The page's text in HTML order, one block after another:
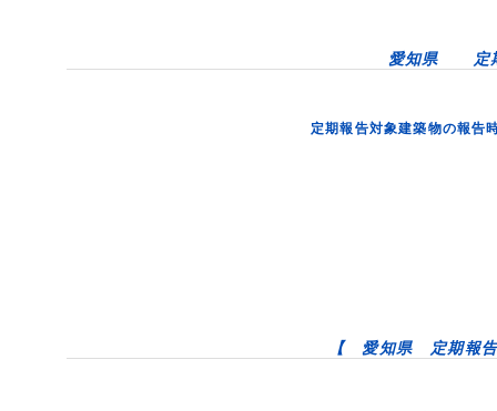
愛知県 定期
定期報告対象建築物の報告
【 愛知県 定期報